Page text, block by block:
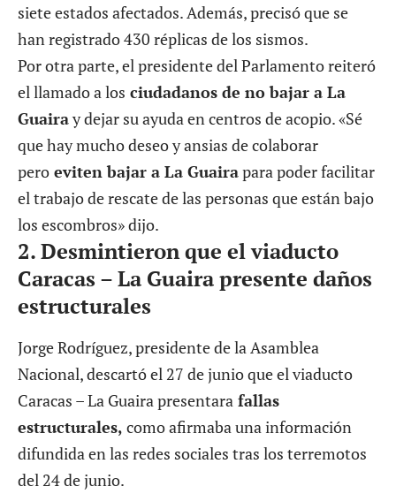
siete estados afectados. Además, precisó que se
han registrado 430 réplicas de los sismos.
Por otra parte, el presidente del Parlamento reiteró
el llamado a los ciudadanos de no bajar a La
Guairay dejar su ayuda en centros de acopio. «Sé
que hay mucho deseo y ansias de colaborar
pero eviten bajar a La Guairapara poder facilitar
el trabajo de rescate de las personas que están bajo
los escombros» dijo.
2.Desmintieron que el viaducto
Caracas – La Guaira presente daños
estructurales
Jorge Rodríguez, presidente de la Asamblea
Nacional, descartó el 27 de junio que el viaducto
Caracas – La Guaira presentara fallas
estructurales, como afirmaba una información
difundida en las redes sociales tras los terremotos
del 24 de junio.